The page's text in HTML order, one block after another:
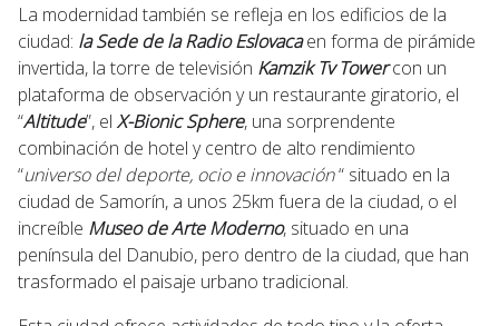
La modernidad también se refleja en los edificios de la
ciudad: la Sede de la Radio Eslovacaen forma de pirámide
invertida, la torre de televisión Kamzik Tv Towercon un
plataforma de observación y un restaurante giratorio, el
“Altitude”, el X-Bionic Sphere, una sorprendente
combinación de hotel y centro de alto rendimiento
“universo del deporte, ocio e innovación“ situado en la
ciudad de Samorín, a unos 25km fuera de la ciudad, o el
increíble Museo de Arte Moderno, situado en una
península del Danubio, pero dentro de la ciudad, que han
trasformado el paisaje urbano tradicional.